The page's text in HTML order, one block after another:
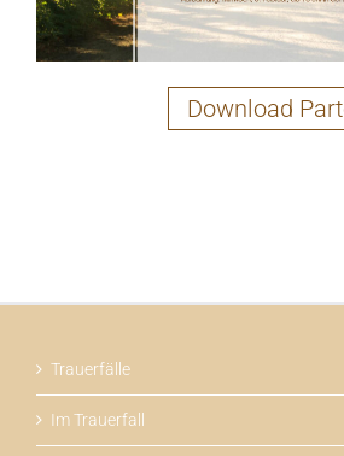
Download
Trauerfälle
Im Trauerfall